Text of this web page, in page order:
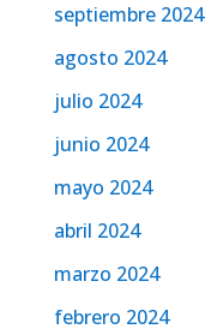
septiembre 2024
agosto 2024
julio 2024
junio 2024
mayo 2024
abril 2024
marzo 2024
febrero 2024